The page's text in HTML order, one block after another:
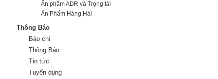
Ấn phẩm ADR và Trọng tài
Ấn Phẩm Hàng Hải
Thông Báo
Báo chí
Thông Báo
Tin tức
Tuyển dụng